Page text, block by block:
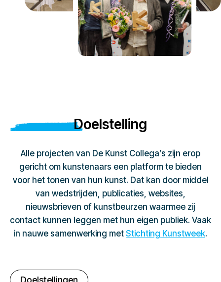
Doelstelling
Alle projecten van De Kunst Collega’s zijn erop
gericht om kunstenaars een platform te bieden
voor het tonen van hun kunst. Dat kan door middel
van wedstrijden, publicaties, websites,
nieuwsbrieven of kunstbeurzen waarmee zij
contact kunnen leggen met hun eigen publiek. Vaak
in nauwe samenwerking met Stichting Kunstweek.
Doelstellingen